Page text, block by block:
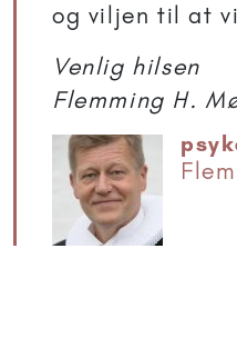
og viljen til at
Venlig hilsen
Flemming H.